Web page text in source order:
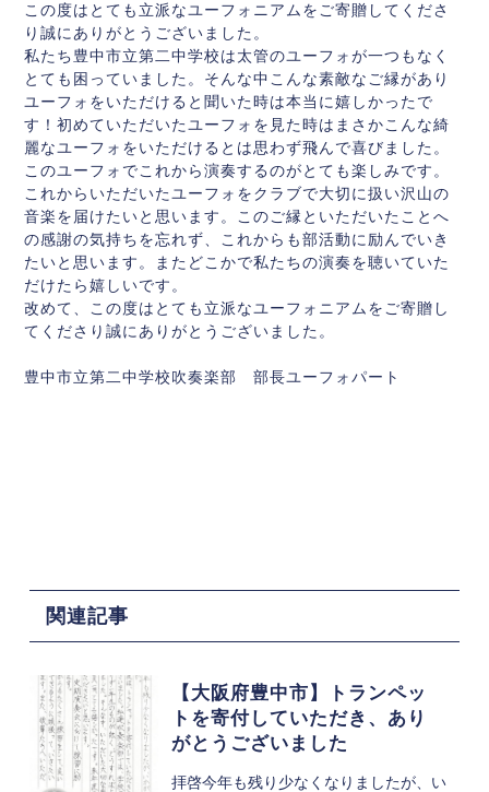
この度はとても立派なユーフォニアムをご寄贈してくださ
り誠にありがとうございました。
私たち豊中市立第二中学校は太管のユーフォが一つもなく
とても困っていました。そんな中こんな素敵なご縁があり
ユーフォをいただけると聞いた時は本当に嬉しかったで
す！初めていただいたユーフォを見た時はまさかこんな綺
麗なユーフォをいただけるとは思わず飛んで喜びました。
このユーフォでこれから演奏するのがとても楽しみです。
これからいただいたユーフォをクラブで大切に扱い沢山の
音楽を届けたいと思います。このご縁といただいたことへ
の感謝の気持ちを忘れず、これからも部活動に励んでいき
たいと思います。またどこかで私たちの演奏を聴いていた
だけたら嬉しいです。
改めて、この度はとても立派なユーフォニアムをご寄贈し
てくださり誠にありがとうございました。
豊中市立第二中学校吹奏楽部 部長ユーフォパート
関連記事
【大阪府豊中市】トランペッ
トを寄付していただき、あり
がとうございました
拝啓今年も残り少なくなりましたが、い